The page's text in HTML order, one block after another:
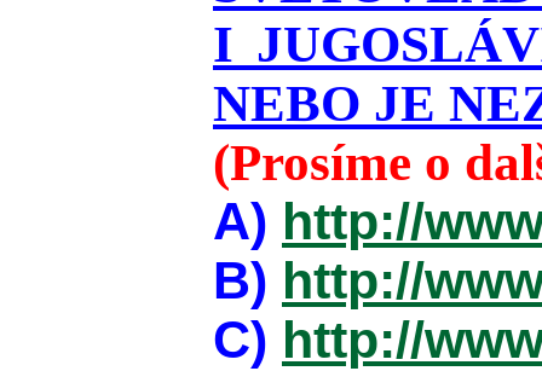
I
NEBO JE
(Prosíme o
A) http://
B) http://
C) http://